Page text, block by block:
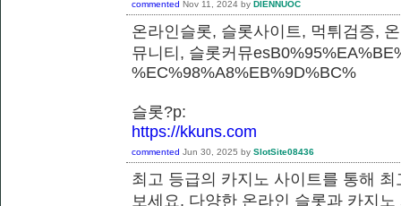
commented Nov 11, 2024 by DIENNUOC
온라인슬롯, 슬롯사이트, 먹튀검증,
뮤니티, 슬롯커뮤
%EC%98%A8%EB%9D%BC%
슬롯?p:
https://kkuns.com
commented Jun 30, 2025 by SlotSite08436
최고 등급의 카지노 사이트를 통해
보세요. 다양한 온라인 슬롯과 카지